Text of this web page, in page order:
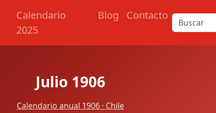
Calendario
2025
Blog Contacto
Julio 1906
Calendario anual 1906 · Chile